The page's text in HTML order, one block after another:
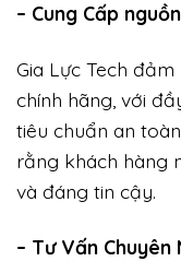
– Cung Cấp
Gia Lực Tech
chính hãng, với
tiêu chuẩn an
rằng khách hàng
và đáng tin cậy.
– Tư Vấn Chuyên